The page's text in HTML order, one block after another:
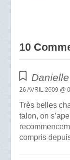
10
Danielle
26 AVRIL 2009 @
Très belles
talon, on
compris